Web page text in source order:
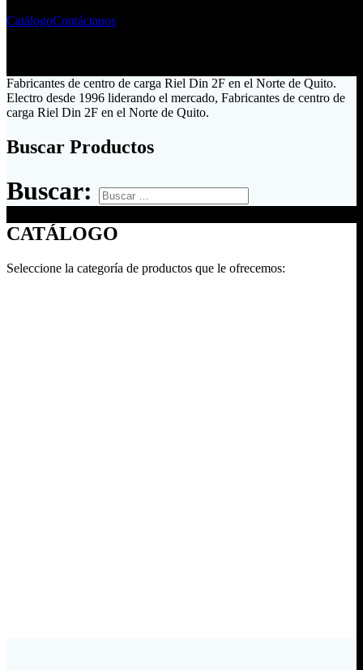
CatálogoContáctanos
Fabricantes de centro de carga Riel Din 2F en el Norte de Quito.
Electro desde 1996 liderando el mercado, Fabricantes de centro de
carga Riel Din 2F en el Norte de Quito.
Buscar Productos
Buscar:
CATÁLOGO
Seleccione la categoría de productos que le ofrecemos: